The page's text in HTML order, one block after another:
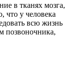
в тканях мозга,
что у человека
всю жизнь
позвоночника,